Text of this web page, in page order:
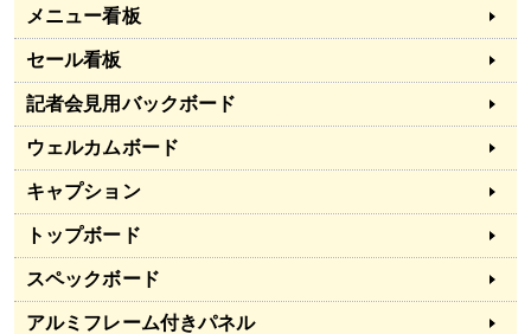
メニュー看板
セール看板
記者会見用バックボード
ウェルカムボード
キャプション
トップボード
スペックボード
アルミフレーム付きパネル